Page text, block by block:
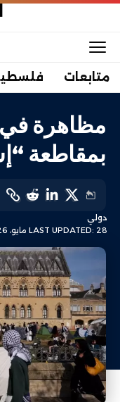
متابعات
مظاهرة في
بمقاطعة
LAST UPDATED: 28 مايو، 2026 11:24 م
دولي